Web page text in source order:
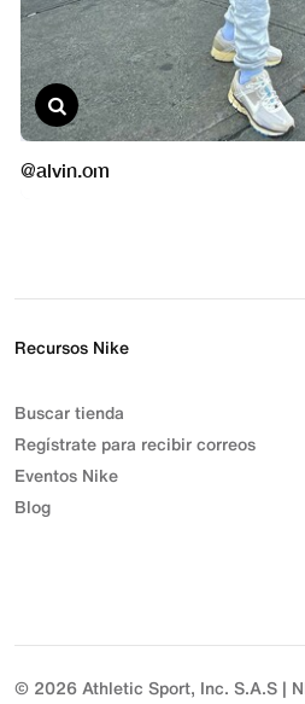
Recursos Nike
Buscar tienda
Regístrate para recibir correos
Eventos Nike
Blog
© 2026 Athletic Sport, Inc. S.A.S |